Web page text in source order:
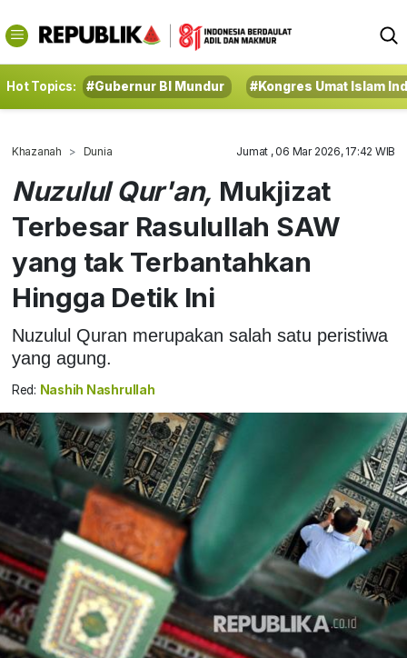
Hot Topics: #Gubernur BI Mundur #Kongres Umat Islam
Khazanah Dunia Jumat , 06 Mar 2026, 17:42 WIB
Nuzulul Qur'an, Mukjizat
Terbesar Rasulullah SAW
yang tak Terbantahkan
Hingga Detik Ini
Nuzulul Quran merupakan salah satu peristiwa
yang agung.
Red: Nashih Nashrullah